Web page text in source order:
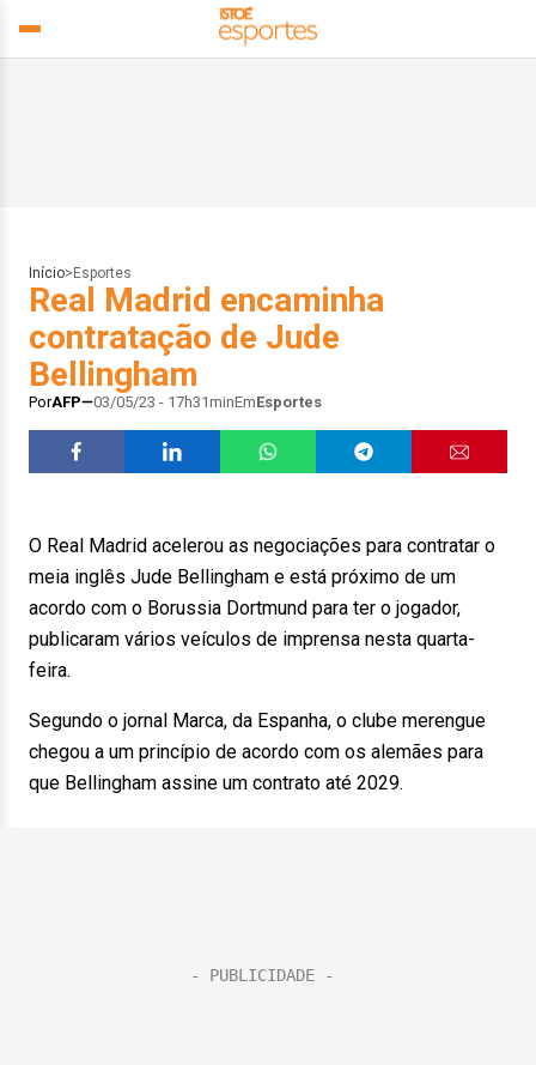
Início> Esportes
Real Madrid encaminha
contratação de Jude
Bellingham
PorAFP 03/05/23 - 17h31minEmEsportes
O Real Madrid acelerou as negociações para contratar o
meia inglês Jude Bellingham e está próximo de um
acordo com o Borussia Dortmund para ter o jogador,
publicaram vários veículos de imprensa nesta quarta-
feira.
Segundo o jornal Marca, da Espanha, o clube merengue
chegou a um princípio de acordo com os alemães para
que Bellingham assine um contrato até 2029.